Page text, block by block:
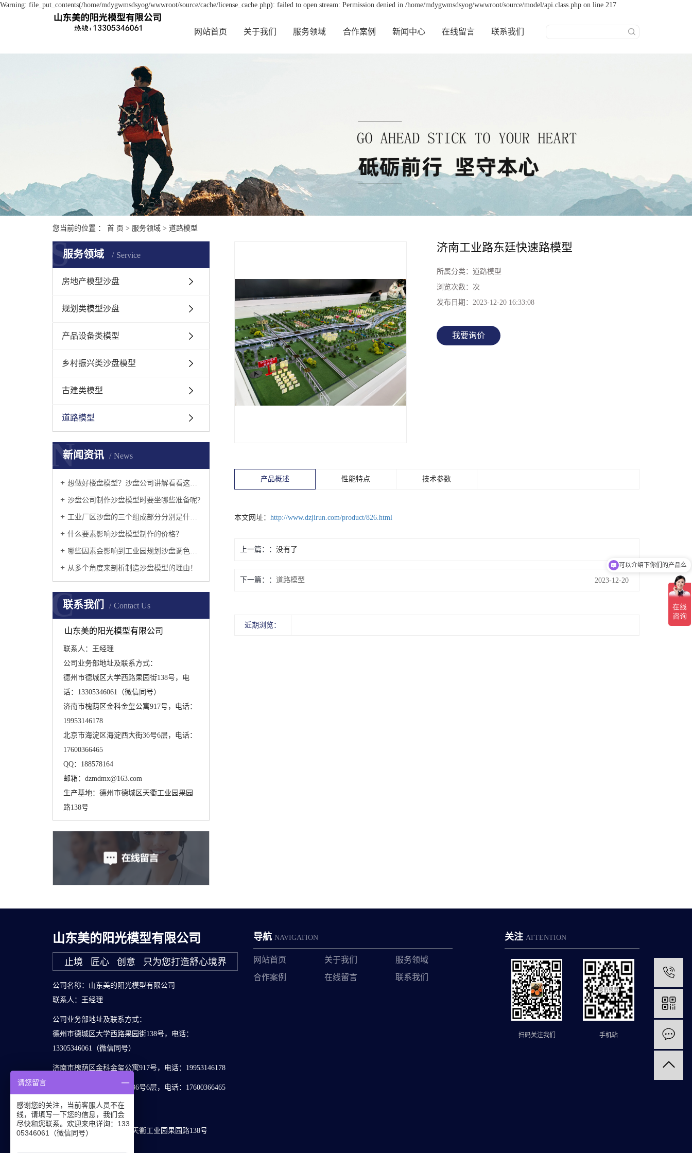
Warning: file_put_contents(/home/mdygwmsdsyog/wwwroot/source/cache/license_cache.php): failed to open stream: Permission denied in /home/mdygwmsdsyog/wwwroot/source/model/api.class.php on line 217
网站首页 关于我们 服务领域 合作案例 新闻中心 在线留言 联系我们
您当前的位置 ： 首 页 > 服务领域 > 道路模型
服务领域 Service
S
房地产模型沙盘
规划类模型沙盘
产品设备类模型
乡村振兴类沙盘模型
古建类模型
道路模型
新闻资讯 News
N
想做好楼盘模型？沙盘公司讲解看看这几个准则吧
沙盘公司制作沙盘模型时要坐哪些准备呢?
工业厂区沙盘的三个组成部分分别是什么呢？
什么要素影响沙盘模型制作的价格？
哪些因素会影响到工业园规划沙盘调色的问题呢?
从多个角度来剖析制造沙盘模型的理由！
联系我们 Contact Us
C
山东美的阳光模型有限公司
联系人：王经理
公司业务部地址及联系方式：
德州市德城区大学西路果园街138号，电
话：13305346061（微信同号）
济南市槐荫区金科金玺公寓917号，电话：
19953146178
北京市海淀区海淀西大街36号6层，电话：
17600366465
QQ：188578164
邮箱：dzmdmx@163.com
生产基地：德州市德城区天衢工业园果园
路138号
济南工业路东廷快速路模型
所属分类：道路模型
浏览次数：次
发布日期：2023-12-20 16:33:08
我要询价
产品概述 性能特点 技术参数
本文网址： http://www.dzjirun.com/product/826.html
上一篇： 没有了
下一篇： 道路模型 2023-12-20
近期浏览：
山东美的阳光模型有限公司
止境 匠心 创意 只为您打造舒心境界
公司名称：山东美的阳光模型有限公司
联系人：王经理
公司业务部地址及联系方式：
德州市德城区大学西路果园街138号，电话：
13305346061（微信同号）
济南市槐荫区金科金玺公寓917号，电话：19953146178
北京市海淀区海淀西大街36号6层，电话：17600366465
QQ：188578164
邮箱：dzmdmx@163.com
生产基地：德州市德城区天衢工业园果园路138号
导航 NAVIGATION
网站首页 关于我们
服务领域
合作案例
在线留言 联系我们
关注 ATTENTION
扫码关注我们 手机站
可以介绍下你们的产品么
请您留言
感谢您的关注，当前客服人员不在
线，请填写一下您的信息，我们会
尽快和您联系。欢迎来电详询：133
05346061（微信同号）